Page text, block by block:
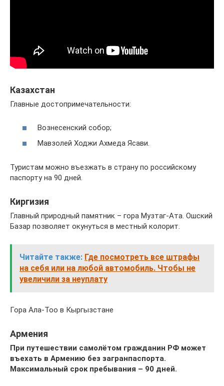
Казахстан
Главные достопримечательности:
Вознесенский собор;
Мавзолей Ходжи Ахмеда Ясави.
Туристам можно въезжать в страну по российскому
паспорту на 90 дней.
Киргизия
Главный природный памятник – гора Музтаг-Ата. Ошский
Базар позволяет окунуться в местный колорит.
Читайте также: Где посмотреть все штрафы
на себя или на любой автомобиль. Чтобы не
увеличили за неуплату
Гора Ала-Тоо в Кыргызстане
Армения
При путешествии самолётом гражданин РФ может
въехать в Армению без загранпаспорта.
Максимальный срок пребывания – 90 дней.